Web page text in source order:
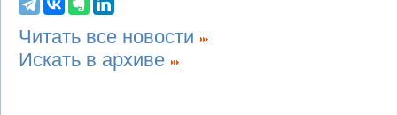
Читать все новости
Искать в архиве